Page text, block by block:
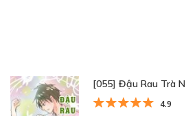
[055] Đậu Rau Trà
4.9